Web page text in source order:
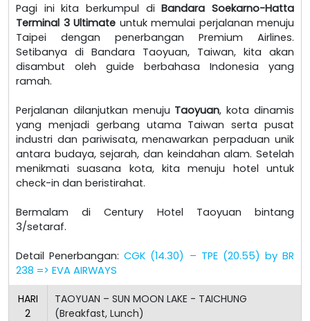
Pagi ini kita berkumpul diBandara Soekarno-Hatta
Terminal 3 Ultimate untuk memulai perjalanan menuju
Taipei dengan penerbangan Premium Airlines.
Setibanya di Bandara Taoyuan, Taiwan, kita akan
disambut oleh guide berbahasa Indonesia yang
ramah.
Perjalanan dilanjutkan menuju Taoyuan, kota dinamis
yang menjadi gerbang utama Taiwan serta pusat
industri dan pariwisata, menawarkan perpaduan unik
antara budaya, sejarah, dan keindahan alam. Setelah
menikmati suasana kota, kita menuju hotel untuk
check-in dan beristirahat.
Bermalam di Century Hotel Taoyuan bintang
3/setaraf.
Detail Penerbangan:CGK (14.30) – TPE (20.55) by BR
238 => EVA AIRWAYS
HARI
2
TAOYUAN – SUN MOON LAKE - TAICHUNG
(Breakfast, Lunch)